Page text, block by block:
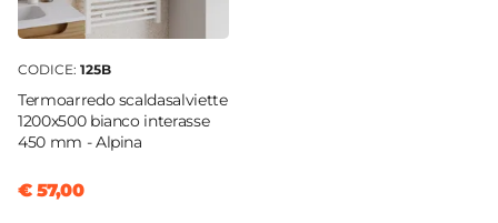
CODICE: 125B
Termoarredo scaldasalviette
1200x500 bianco interasse
450 mm - Alpina
€ 57,00